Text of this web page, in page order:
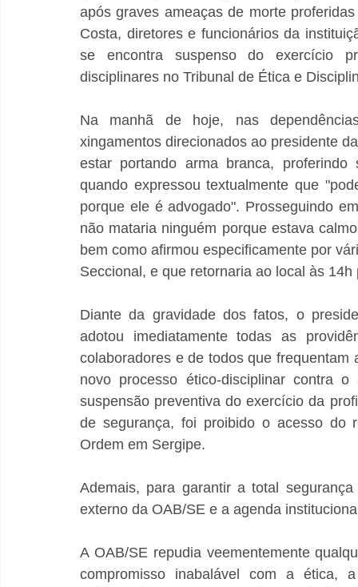
após graves ameaças de morte
Costa, diretores e funcionários da
se encontra suspenso do exercício
disciplinares no Tribunal de Ética e
Na manhã de hoje, nas
xingamentos direcionados ao presidente
estar portando arma branca,
quando expressou textualmente que
porque ele é advogado". Prosseguindo
não mataria ninguém porque estava
bem como afirmou especificamente por
Seccional, e que retornaria ao local às
Diante da gravidade dos fatos, o
adotou imediatamente todas as
colaboradores e de todos que
novo processo ético-disciplinar contra
suspensão preventiva do exercício da
de segurança, foi proibido o acesso do
Ordem em Sergipe.
Ademais, para garantir a total
externo da OAB/SE e a agenda
A OAB/SE repudia veementemente
compromisso inabalável com a